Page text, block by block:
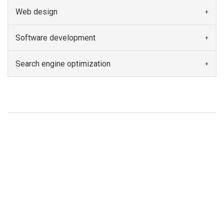
Web design
Software development
Search engine optimization